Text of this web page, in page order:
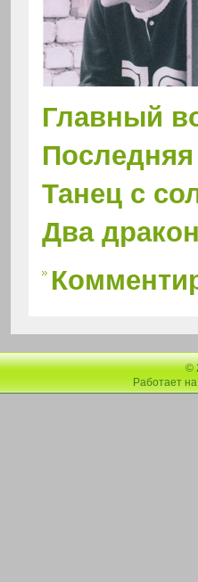
Главный
Последняя
Танец с
Два
©
Работает